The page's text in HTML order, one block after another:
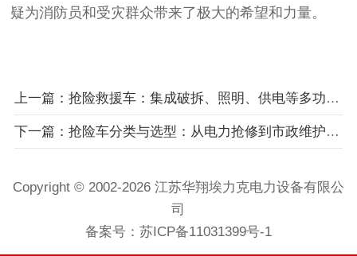
疑为消防员和受灾群众带来了极大的希望和力量。
上一篇：抢险救援车：集成破拆、照明、供电等多功能的综合救援平台
下一篇：抢险车分类与选型：从电力抢修到市政维护的专业选择
Copyright © 2002-2026 江苏华翔埃力克电力设备有限公
司
备案号： 苏ICP备11031399号-1